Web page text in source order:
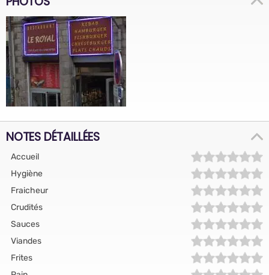
NOTES DÉTAILLÉES
Accueil
Hygiène
Fraicheur
Crudités
Sauces
Viandes
Frites